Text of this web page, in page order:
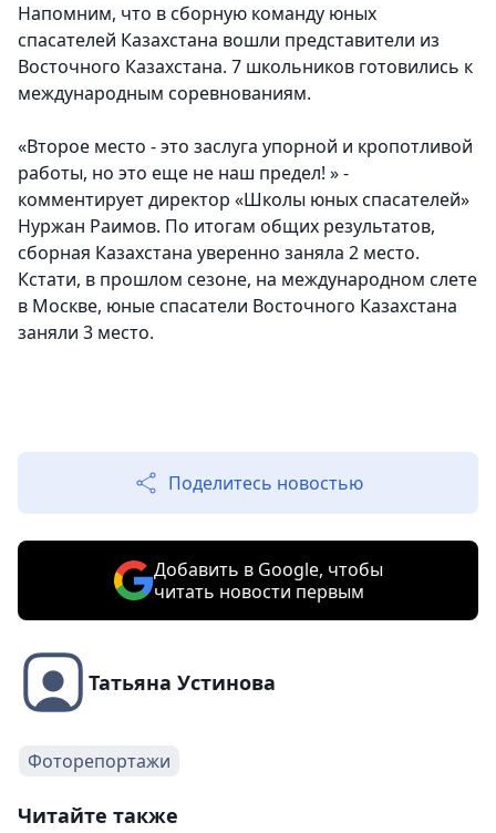
Напомним, что в сборную команду юных
спасателей Казахстана вошли представители из
Восточного Казахстана. 7 школьников готовились к
международным соревнованиям.
«Второе место - это заслуга упорной и кропотливой
работы, но это еще не наш предел! » -
комментирует директор «Школы юных спасателей»
Нуржан Раимов. По итогам общих результатов,
сборная Казахстана уверенно заняла 2 место.
Кстати, в прошлом сезоне, на международном слете
в Москве, юные спасатели Восточного Казахстана
заняли 3 место.
Поделитесь новостью
Добавить в Google, чтобы
читать новости первым
Татьяна Устинова
Фоторепортажи
Читайте также